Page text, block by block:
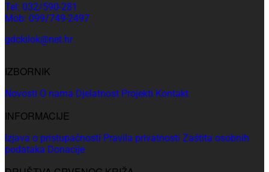
Tel: 032/590-281
Mob: 099/749-2497
gdckilok@net.hr
IZBORNIK
Novosti O nama Djelatnost Projekti Kontakt
INFORMACIJE
Izjava o pristupačnosti Pravila privatnosti Zaštita osobnih
podataka Donacije